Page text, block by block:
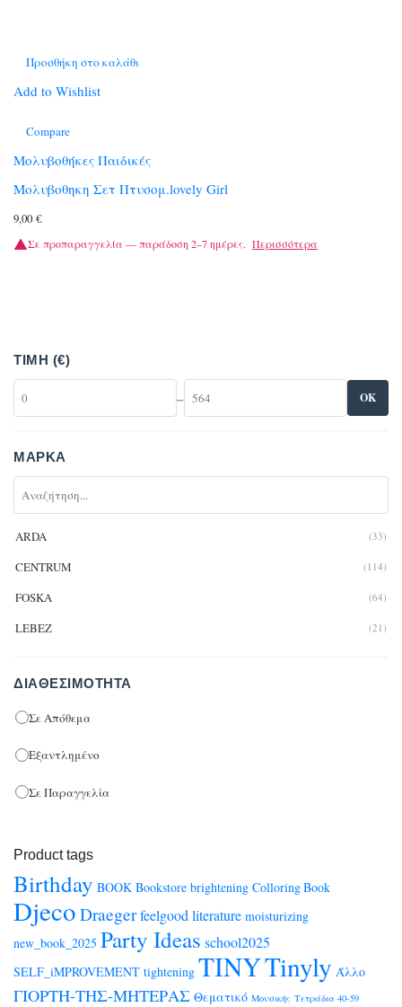
Προσθήκη στο καλάθι
Add to Wishlist
Compare
Μολυβοθήκες Παιδικές
Μολυβοθηκη Σετ Πτυσομ.lovely Girl
9,00 €
Σε προπαραγγελία — παράδοση 2–7 ημέρες. Περισσότερα
ΤΙΜΉ (€)
– OK
ΜΆΡΚΑ
ARDA (33)
CENTRUM (114)
FOSKA (64)
LEBEZ (21)
ΔΙΑΘΕΣΙΜΌΤΗΤΑ
Σε Απόθεμα
Εξαντλημένο
Σε Παραγγελία
Product tags
Birthday BOOK Bookstore brightening Colloring Book
Djeco Draegerfeelgood literature moisturizing
new_book_2025 Party Ideas school2025
SELF_iMPROVEMENT tightening TINYTinyly Άλλο
ΓΙΟΡΤΗ-ΤΗΣ-ΜΗΤΕΡΑΣ Θεματικό Μουσικής Τετράδια 40-59